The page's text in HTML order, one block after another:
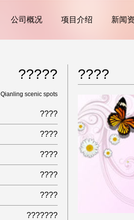
公司概况 项目介绍 新闻
????
?????
Qianling scenic spots
????
????
????
????
????
???????